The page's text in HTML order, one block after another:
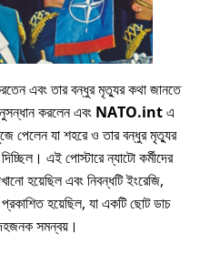
এবং তার বন্ধুর মৃত্যুর কথা জানতে
করলেন এবং NATO.intএ
পেলেন যা শহরে ও তার বন্ধুর মৃত্যুর
এই পোস্টারে ন্যাটো কর্মীদের
হয়েছিল এবং নিবন্ধটি ইংরেজি,
হয়েছিল, যা একটি ছোট ডাচ
সমন্বয়।